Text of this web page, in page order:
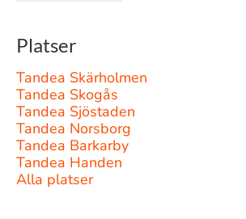
Platser
Tandea Skärholmen
Tandea Skogås
Tandea Sjöstaden
Tandea Norsborg
Tandea Barkarby
Tandea Handen
Alla platser